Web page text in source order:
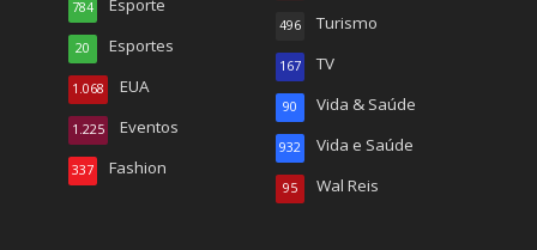
Esporte
784
Esportes
20
EUA
1.068
Eventos
1.225
Fashion
337
Turismo
496
TV
167
Vida & Saúde
90
Vida e Saúde
932
Wal Reis
95